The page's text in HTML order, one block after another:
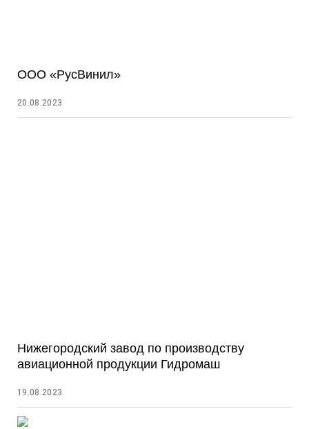
ООО «РусВинил»
20.08.2023
Нижегородский завод по производству
авиационной продукции Гидромаш
19.08.2023